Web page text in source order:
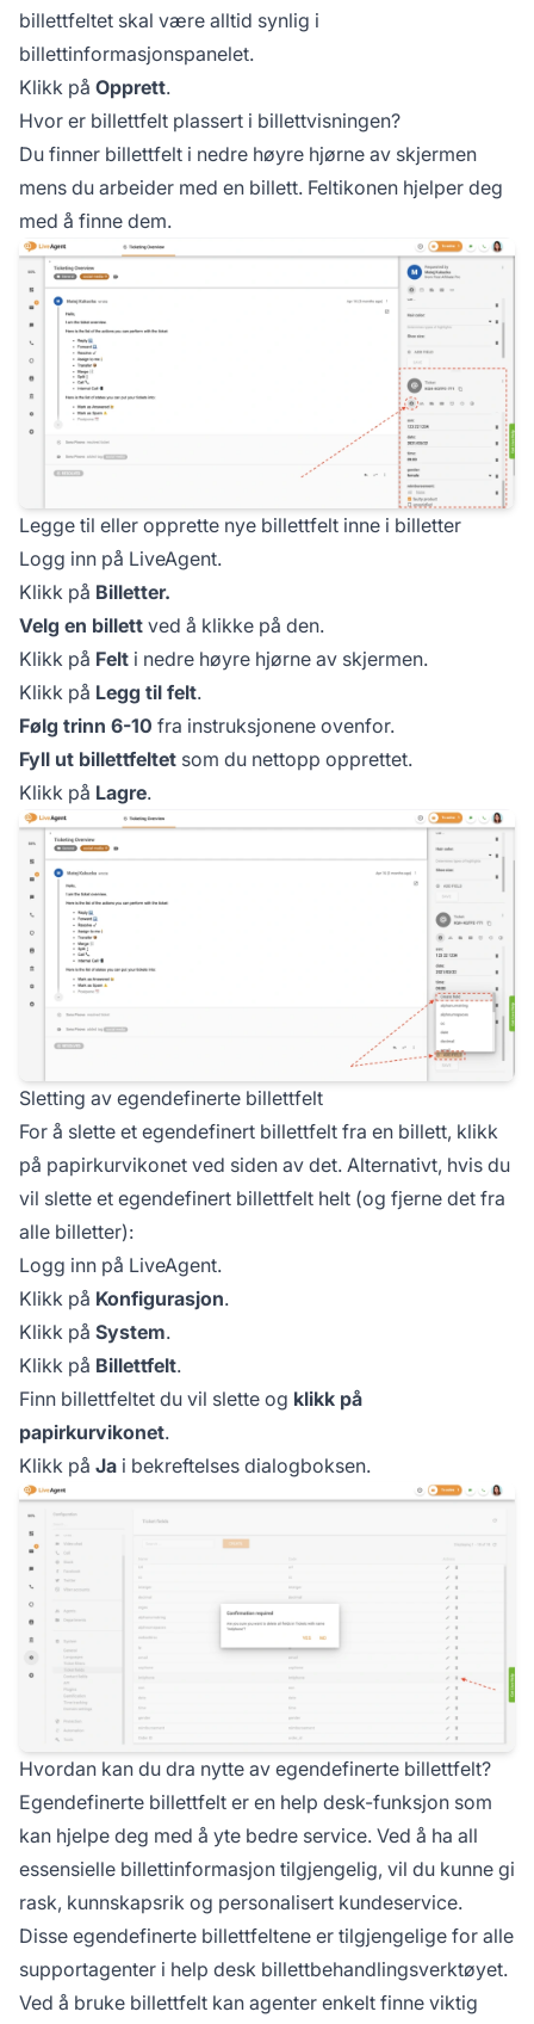
billettfeltet skal være alltid synlig i
billettinformasjonspanelet.
Klikk på Opprett.
Hvor er billettfelt plassert i billettvisningen?
Du finner billettfelt i nedre høyre hjørne av skjermen
mens du arbeider med en billett. Feltikonen hjelper deg
med å finne dem.
Legge til eller opprette nye billettfelt inne i billetter
Logg inn på LiveAgent.
Klikk på Billetter.
Velg en billett ved å klikke på den.
Klikk på Felt i nedre høyre hjørne av skjermen.
Klikk på Legg til felt.
Følg trinn 6-10 fra instruksjonene ovenfor.
Fyll ut billettfeltet som du nettopp opprettet.
Klikk på Lagre.
Sletting av egendefinerte billettfelt
For å slette et egendefinert billettfelt fra en billett, klikk
på papirkurvikonet ved siden av det. Alternativt, hvis du
vil slette et egendefinert billettfelt helt (og fjerne det fra
alle billetter):
Logg inn på LiveAgent.
Klikk på Konfigurasjon.
Klikk på System.
Klikk på Billettfelt.
Finn billettfeltet du vil slette og klikk på
papirkurvikonet.
Klikk på Ja i bekreftelses dialogboksen.
Hvordan kan du dra nytte av egendefinerte billettfelt?
Egendefinerte billettfelt er en help desk-funksjon som
kan hjelpe deg med å yte bedre service. Ved å ha all
essensielle billettinformasjon tilgjengelig, vil du kunne gi
rask, kunnskapsrik og personalisert kundeservice.
Disse egendefinerte billettfeltene er tilgjengelige for alle
supportagenter i help desk billettbehandlingsverktøyet.
Ved å bruke billettfelt kan agenter enkelt finne viktig